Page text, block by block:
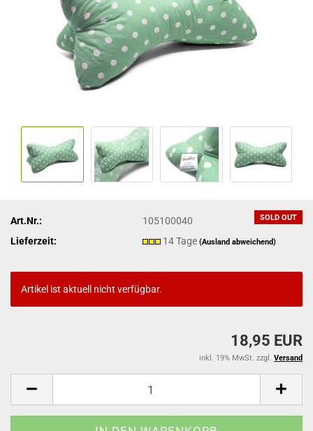
SOLD OUT
Art.Nr.:
105100040
Lieferzeit:
14 Tage(Ausland abweichend)
Artikel ist aktuell nicht verfügbar.
18,95 EUR
inkl. 19% MwSt. zzgl. Versand